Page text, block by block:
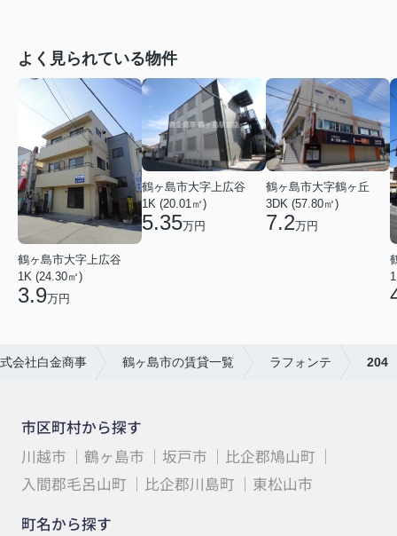
よく見られている物件
鶴ヶ島市大字上広谷
1K (24.30㎡)
3.9万円
鶴ヶ島市大字上広谷
1K (20.01㎡)
5.35万円
鶴ヶ島市大字鶴ヶ丘
3DK (57.80㎡)
7.2万円
会社白金商事 鶴ヶ島市の賃貸一覧 ラフォンテ 204
市区町村から探す
川越市
鶴ヶ島市 坂戸市
比企郡鳩山町
入間郡毛呂山町
比企郡川島町
東松山市
町名から探す